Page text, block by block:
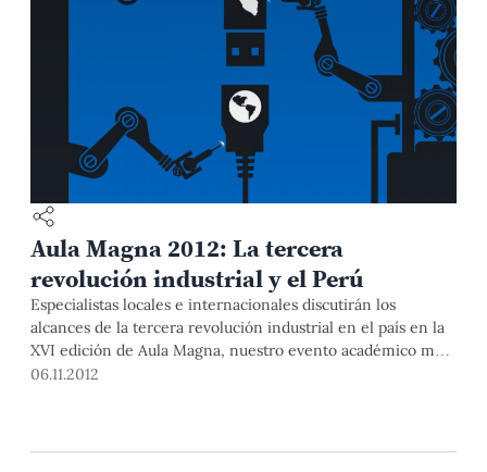
Aula Magna 2012: La tercera
revolución industrial y el Perú
Especialistas locales e internacionales discutirán los
alcances de la tercera revolución industrial en el país en la
XVI edición de Aula Magna, nuestro evento académico más
importante del año, que se realizará del 12 al 14 de
06.11.2012